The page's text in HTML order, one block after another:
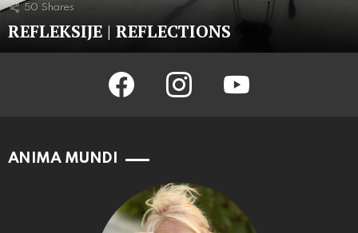
50 Shares
REFLEKSIJE | REFLECTIONS
facebook instagram youtube
ANIMA MUNDI